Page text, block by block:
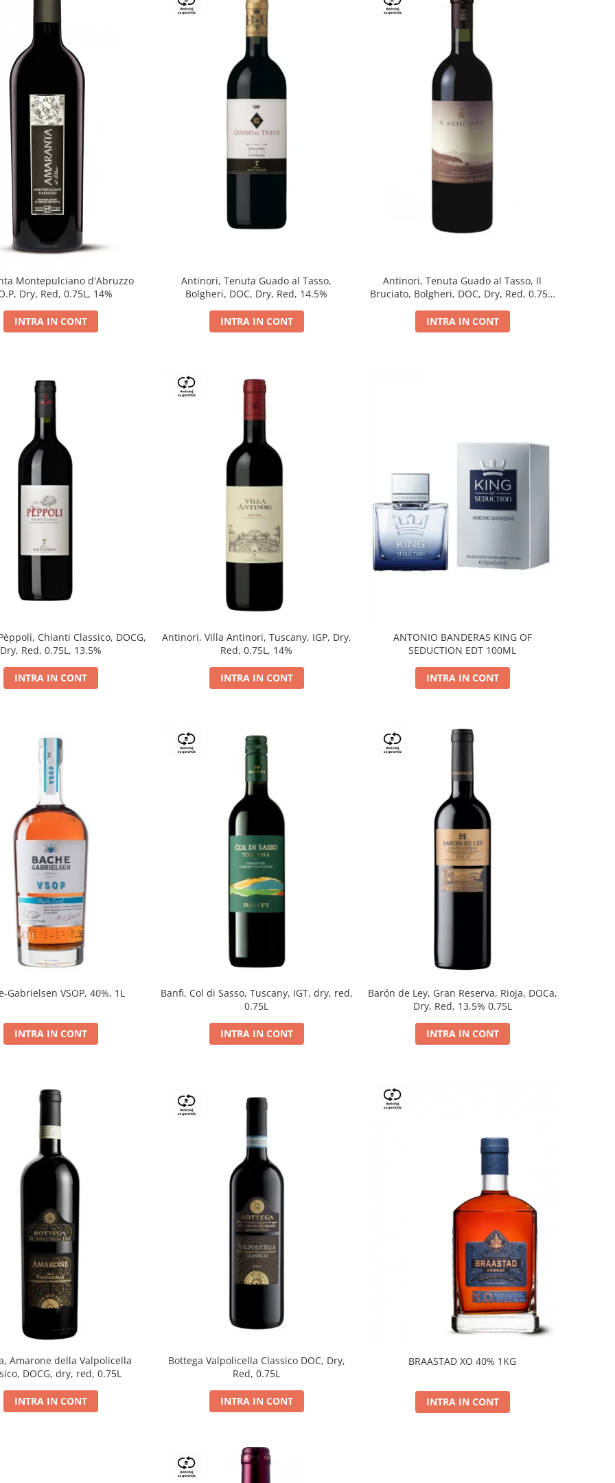
Montepulciano d'Abruzzo
Dry, Red, 0.75L, 14%
INTRA IN CONT
Antinori, Tenuta Guado al Tasso,
Bolgheri, DOC, Dry, Red, 14.5%
INTRA IN CONT
Antinori, Tenuta Guado al Tasso, Il
Bruciato, Bolgheri, DOC, Dry, Red, 0.75L,
INTRA IN CONT
Chianti Classico, DOCG,
Dry, Red, 0.75L, 13.5%
INTRA IN CONT
Antinori, Villa Antinori, Tuscany, IGP, Dry,
Red, 0.75L, 14%
INTRA IN CONT
ANTONIO BANDERAS KING OF
SEDUCTION EDT 100ML
INTRA IN CONT
Gabrielsen VSOP, 40%, 1L
INTRA IN CONT
Banfi, Col di Sasso, Tuscany, IGT, dry, red,
0.75L
INTRA IN CONT
Barón de Ley, Gran Reserva, Rioja, DOCa,
Dry, Red, 13,5% 0.75L
INTRA IN CONT
Amarone della Valpolicella
DOCG, dry, red, 0.75L
INTRA IN CONT
Bottega Valpolicella Classico DOC, Dry,
Red, 0.75L
INTRA IN CONT
BRAASTAD XO 40% 1KG
INTRA IN CONT